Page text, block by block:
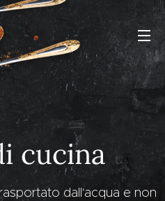
cucina
dall'acqua e non